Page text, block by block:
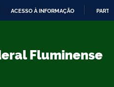
CONTEÚDO
ACESSO À INFORMAÇÃO
Fluminense